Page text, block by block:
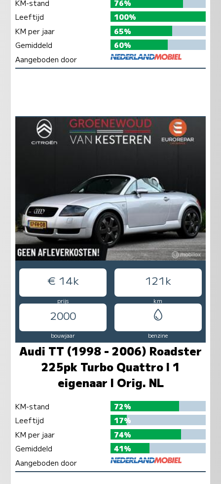
KM-stand
76%
Leeftijd
100%
KM per jaar
65%
Gemiddeld
60%
Aangeboden door
€ 14k 121k
prijs km
2000
bouwjaar benzine
Audi TT (1998 - 2006) Roadster
225pk Turbo Quattro I 1
eigenaar I Orig. NL
KM-stand
72%
Leeftijd
17%
KM per jaar
74%
Gemiddeld
41%
Aangeboden door